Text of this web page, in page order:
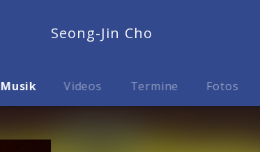
Seong-Jin Cho
Musik Videos Termine Fotos